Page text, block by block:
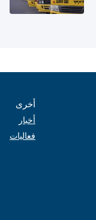
أخرى
أخبار
فعاليات